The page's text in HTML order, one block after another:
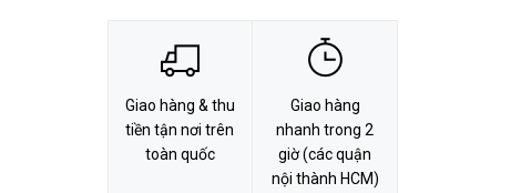
Giao hàng & thu
tiền tận nơi trên
toàn quốc
Giao hàng
nhanh trong 2
giờ (các quận
nội thành HCM)